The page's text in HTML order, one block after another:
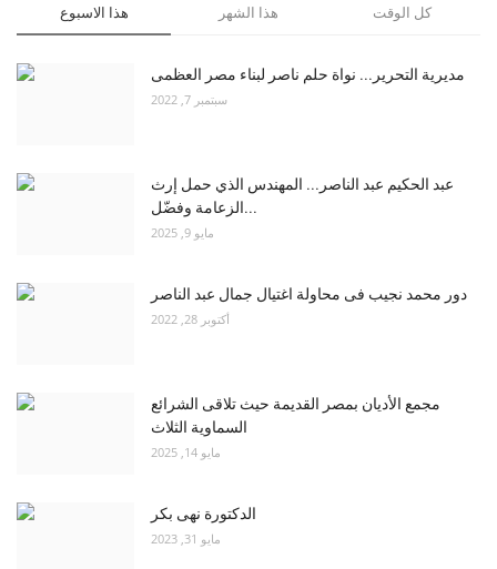
هذا الاسبوع هذا الشهر كل الوقت
مديرية التحرير... نواة حلم ناصر لبناء مصر العظمى
سبتمبر 7, 2022
عبد الحكيم عبد الناصر... المهندس الذي حمل إرث
الزعامة وفضّل...
مايو 9, 2025
دور محمد نجيب فى محاولة اغتيال جمال عبد الناصر
أكتوبر 28, 2022
مجمع الأديان بمصر القديمة حيث تلاقى الشرائع
السماوية الثلاث
مايو 14, 2025
الدكتورة نهى بكر
مايو 31, 2023